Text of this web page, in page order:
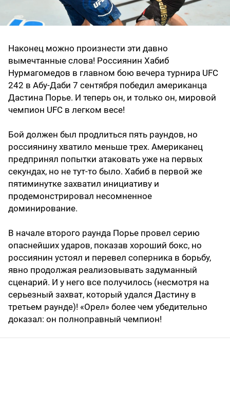
Наконец можно произнести эти давно
вымечтанные слова! Россиянин Хабиб
Нурмагомедов в главном бою вечера турнира UFC
242 в Абу-Даби 7 сентября победил американца
Дастина Порье. И теперь он, и только он, мировой
чемпион UFC в легком весе!
Бой должен был продлиться пять раундов, но
россиянину хватило меньше трех. Американец
предпринял попытки атаковать уже на первых
секундах, но не тут-то было. Хабиб в первой же
пятиминутке захватил инициативу и
продемонстрировал несомненное
доминирование.
В начале второго раунда Порье провел серию
опаснейших ударов, показав хороший бокс, но
россиянин устоял и перевел соперника в борьбу,
явно продолжая реализовывать задуманный
сценарий. И у него все получилось (несмотря на
серьезный захват, который удался Дастину в
третьем раунде)! «Орел» более чем убедительно
доказал: он полноправный чемпион!